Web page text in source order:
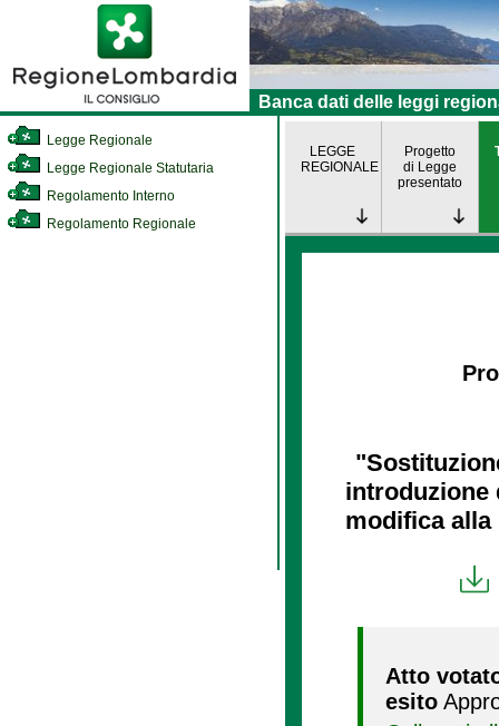
Banca dati delle leggi
Legge Regionale
Legge Regionale Statutaria
Regolamento Interno
Regolamento Regionale
LEGGE
REGIONALE
Progetto
di Legge
presentato
introduzione
modifica alla
Atto
esito